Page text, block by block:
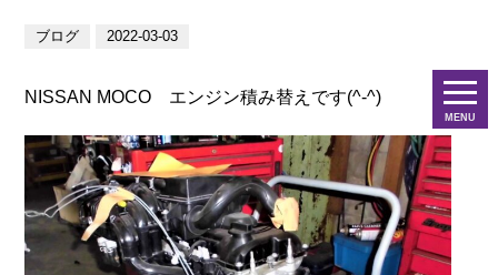
MENU
ブログ 2022-03-03
NISSAN MOCO エンジン積み替えです(^-^)